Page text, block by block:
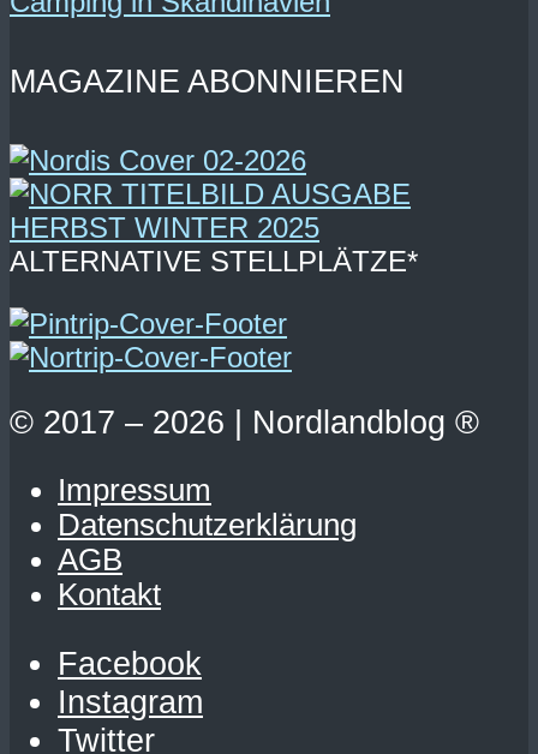
MAGAZINE ABONNIEREN
ALTERNATIVE STELLPLÄTZE*
© 2017 – 2026 | Nordlandblog ®
Impressum
Datenschutzerklärung
AGB
Kontakt
Facebook
Instagram
Twitter